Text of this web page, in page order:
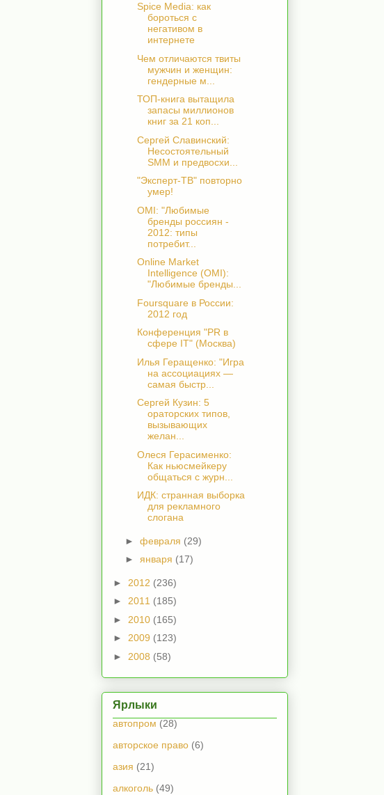
Spice Media: как
бороться с
негативом в
интернете
Чем отличаются твиты
мужчин и женщин:
гендерные м...
ТОП-книга вытащила
запасы миллионов
книг за 21 коп...
Сергей Славинский:
Несостоятельный
SMM и предвосхи...
"Эксперт-ТВ" повторно
умер!
OMI: "Любимые
бренды россиян -
2012: типы
потребит...
Online Market
Intelligence (OMI):
"Любимые бренды...
Foursquare в России:
2012 год
Конференция "PR в
сфере IT" (Москва)
Илья Геращенко: "Игра
на ассоциациях —
самая быстр...
Сергей Кузин: 5
ораторских типов,
вызывающих
желан...
Олеся Герасименко:
Как ньюсмейкеру
общаться с журн...
ИДК: странная выборка
для рекламного
слогана
► февраля (29)
► января (17)
► 2012 (236)
► 2011 (185)
► 2010 (165)
► 2009 (123)
► 2008 (58)
Ярлыки
автопром (28)
авторское право (6)
азия (21)
алкоголь (49)